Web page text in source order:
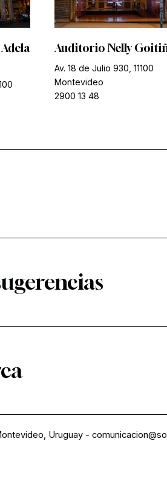
Auditorio Nelly
Av. 18 de Julio 930, 11100
Montevideo
2900 13 48
Uruguay -